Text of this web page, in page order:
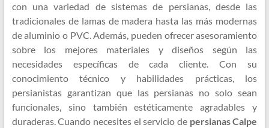
con una variedad de sistemas de persianas, desde las
tradicionales de lamas de madera hasta las más modernas
de aluminio o PVC. Además, pueden ofrecer asesoramiento
sobre los mejores materiales y diseños según las
necesidades específicas de cada cliente. Con su
conocimiento técnico y habilidades prácticas, los
persianistas garantizan que las persianas no solo sean
funcionales, sino también estéticamente agradables y
duraderas. Cuando necesites el servicio de persianas Calpe